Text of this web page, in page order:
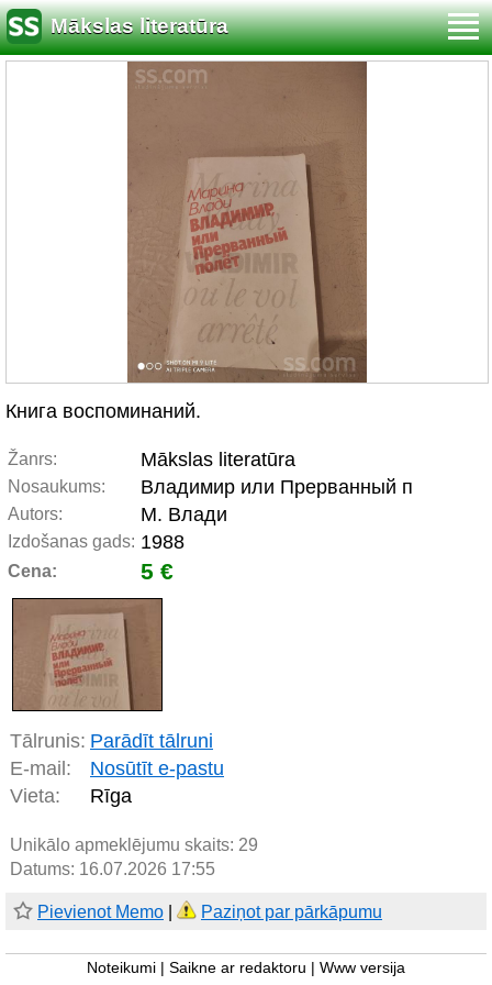
Mākslas literatūra
Книга воспоминаний.
Žanrs: Mākslas literatūra
Nosaukums: Владимир или Прерванный п
Autors: М. Влади
Izdošanas gads: 1988
Cena: 5 €
Tālrunis: Parādīt tālruni
E-mail:
Nosūtīt e-pastu
Vieta:
Rīga
Unikālo apmeklējumu skaits: 29
Datums: 16.07.2026 17:55
Pievienot Memo Paziņot par pārkāpumu
Noteikumi Saikne ar redaktoru Www versija